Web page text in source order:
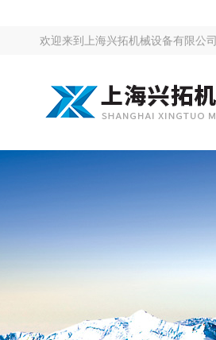
欢迎来到 上海兴拓机械设备有限公司